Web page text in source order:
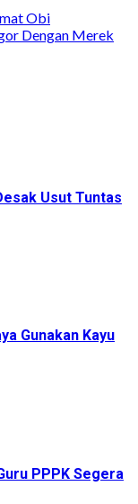
Obi
Dengan Merek
Usut Tuntas
Gunakan Kayu
PPPK Segera